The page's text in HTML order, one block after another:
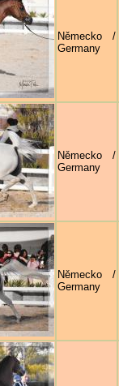
Německo /
Germany
Německo /
Germany
Německo /
Germany